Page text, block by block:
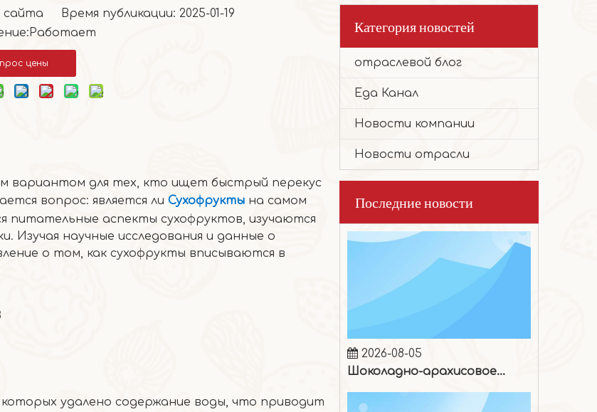
Время публикации: 2025-01-19
Работает
цены
вариантом для тех, кто ищет быстрый перекус
вопрос: является ли Сухофрукты на самом
аспекты сухофруктов, изучаются
научные исследования и данные о
о том, как сухофрукты вписываются в
удалено содержание воды, что приводит
Категория новостей
отраслевой блог
Еда Канал
Новости компании
Новости отрасли
Последние новости
Эти милые, пухлые маленькие